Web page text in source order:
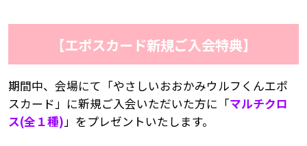
【エポスカード新規ご入会特典】
期間中、会場にて「やさしいおおかみウルフくんエポ
スカード」に新規ご入会いただいた方に「マルチクロ
ス(全１種)」をプレゼントいたします。